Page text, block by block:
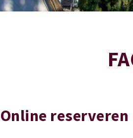
Online reserveren